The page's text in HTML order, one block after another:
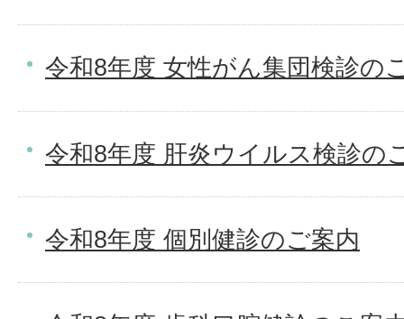
令和8年度 女性がん集団検診の
令和8年度 肝炎ウイルス検診の
令和8年度 個別健診のご案内